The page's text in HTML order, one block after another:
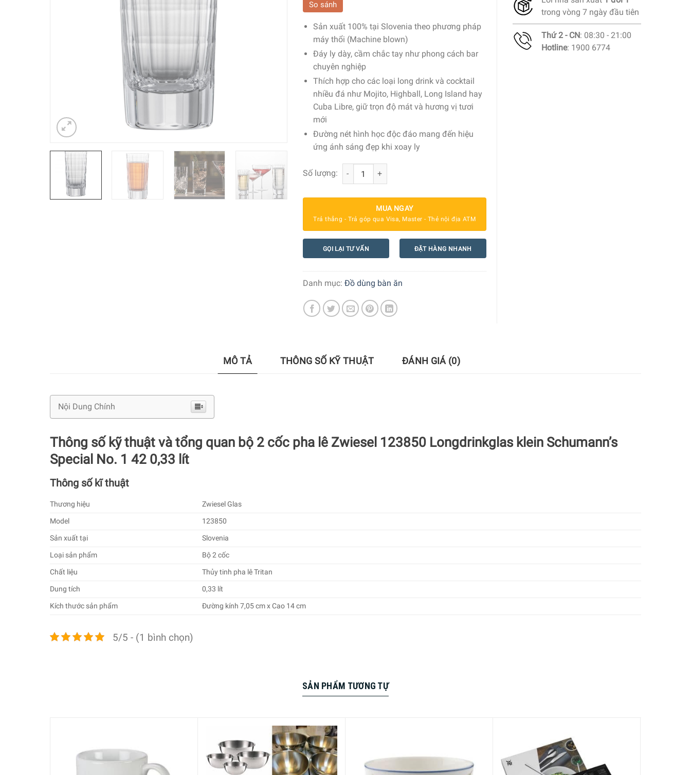
So sánh
Sản xuất 100% tại Slovenia theo phương pháp
máy thổi (Machine blown)
Đáy ly dày, cầm chắc tay như phong cách bar
chuyên nghiệp
Thích hợp cho các loại long drink và cocktail
nhiều đá như Mojito, Highball, Long Island hay
Cuba Libre, giữ trọn độ mát và hương vị tươi
mới
Đường nét hình học độc đáo mang đến hiệu
ứng ánh sáng đẹp khi xoay ly
Số lượng: Bộ 2 cốc pha lê Zwiesel 123850 Longdrinkglas klein Schumann’s Special No. 1 42 0,33 lít số lượng
MUA NGAY
Trả thẳng - Trả góp qua Visa, Master - Thẻ nội địa ATM
GỌI LẠI TƯ VẤN ĐẶT HÀNG NHANH
Danh mục: Đồ dùng bàn ăn
trong vòng 7 ngày đầu tiên
Thứ 2 - CN: 08:30 - 21:00
Hotline: 1900 6774
MÔ TẢ THÔNG SỐ KỸ THUẬT ĐÁNH GIÁ (0)
Nội Dung Chính
Thông số kỹ thuật và tổng quan bộ 2 cốc pha lê Zwiesel 123850 Longdrinkglas klein Schumann’s
Special No. 1 42 0,33 lít
Thông số kĩ thuật
Thương hiệu
Zwiesel Glas
Model
123850
Sản xuất tại
Slovenia
Loại sản phẩm
Bộ 2 cốc
Chất liệu
Thủy tinh pha lê Tritan
Dung tích
0,33 lít
Kích thước sản phẩm
Đường kính 7,05 cm x Cao 14 cm
5/5 - (1 bình chọn)
SẢN PHẨM TƯƠNG TỰ